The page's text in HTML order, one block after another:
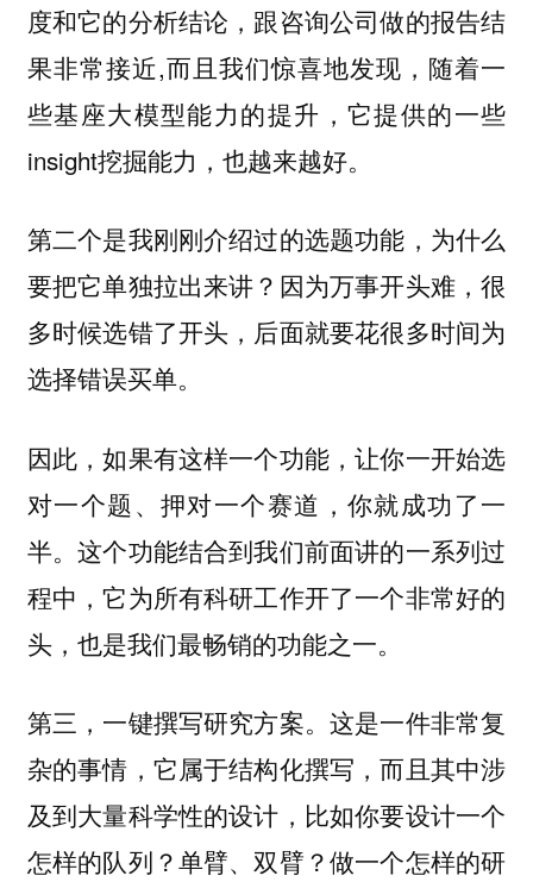
度和它的分析结论，跟咨询公司做的报告结
果非常接近,而且我们惊喜地发现，随着一
些基座大模型能力的提升，它提供的一些
insight挖掘能力，也越来越好。
第二个是我刚刚介绍过的选题功能，为什么
要把它单独拉出来讲？因为万事开头难，很
多时候选错了开头，后面就要花很多时间为
选择错误买单。
因此，如果有这样一个功能，让你一开始选
对一个题、押对一个赛道，你就成功了一
半。这个功能结合到我们前面讲的一系列过
程中，它为所有科研工作开了一个非常好的
头，也是我们最畅销的功能之一。
第三，一键撰写研究方案。这是一件非常复
杂的事情，它属于结构化撰写，而且其中涉
及到大量科学性的设计，比如你要设计一个
怎样的队列？单臂、双臂？做一个怎样的研